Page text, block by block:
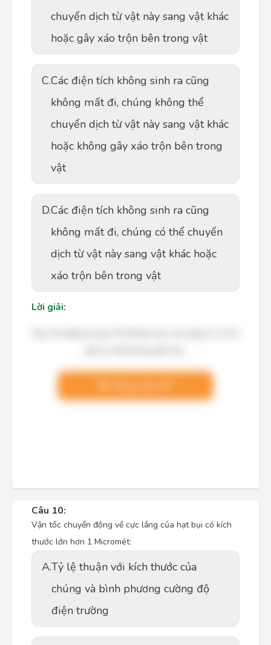
chuyển dịch từ vật này sang vật khác
hoặc gây xáo trộn bên trong vật
C.Các điện tích không sinh ra cũng
không mất đi, chúng không thể
chuyển dịch từ vật này sang vật khác
hoặc không gây xáo trộn bên trong
vật
D.Các điện tích không sinh ra cũng
không mất đi, chúng có thể chuyển
dịch từ vật này sang vật khác hoặc
xáo trộn bên trong vật
Lời giải:
Câu 10:
Vận tốc chuyển động về cực lắng của hạt bụi có kích
thước lớn hơn 1 Micromét:
A.Tỷ lệ thuận với kích thước của
chúng và bình phương cường độ
điện trường